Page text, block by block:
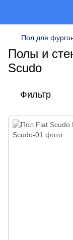
Пол для
Полы и
Scudo
Фильтр